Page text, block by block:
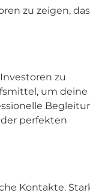
zu zeigen,
zu
um deine
perfekten
Kontakte.